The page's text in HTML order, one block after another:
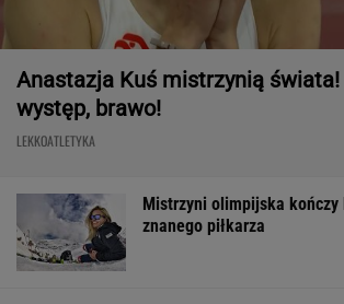
Anastazja Kuś mistrzynią
występ, brawo!
LEKKOATLETYKA
Mistrzyni olimpijska kończy
znanego piłkarza